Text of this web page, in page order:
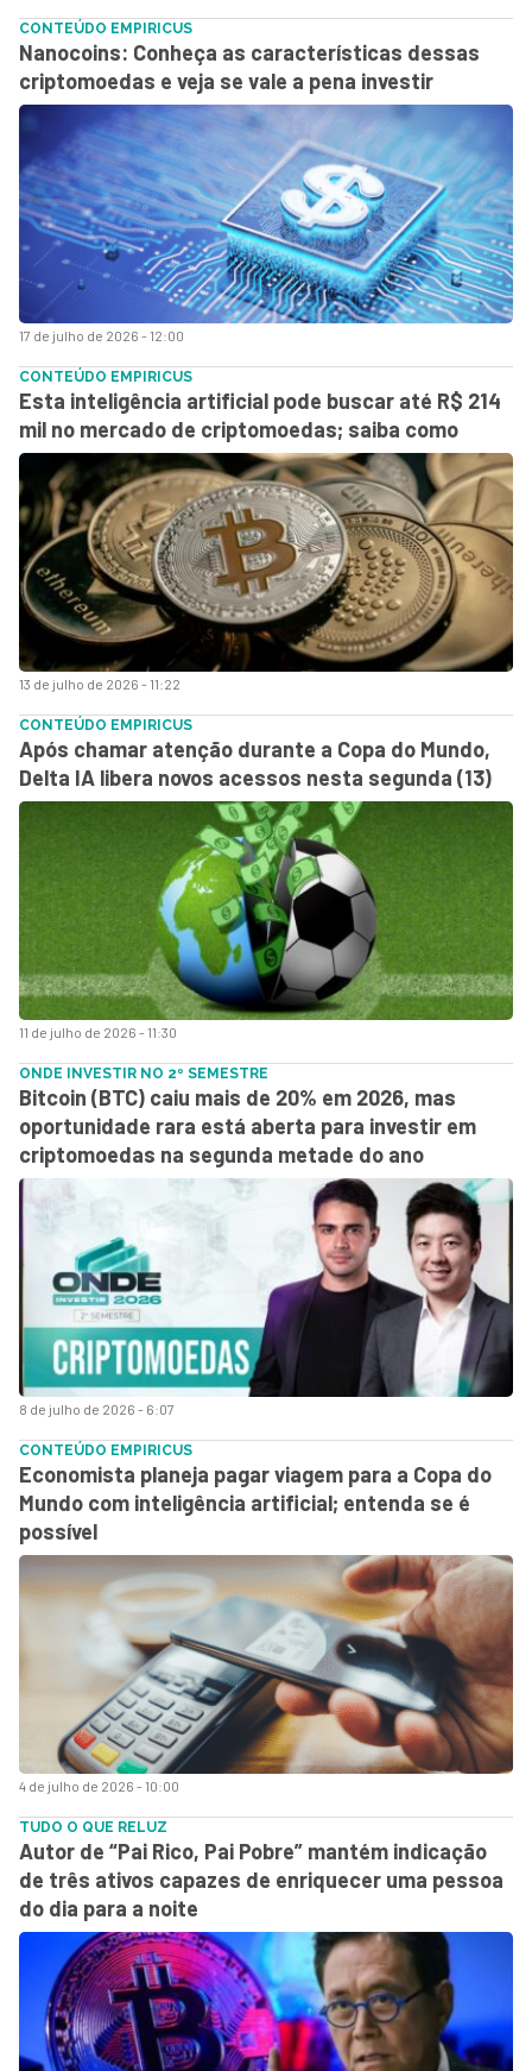
17 de julho de 2026 - 12:00
CONTEÚDO EMPIRICUS
Nanocoins: Conheça as características dessas
criptomoedas e veja se vale a pena investir
13 de julho de 2026 - 11:22
CONTEÚDO EMPIRICUS
Esta inteligência artificial pode buscar até R$ 214
mil no mercado de criptomoedas; saiba como
11 de julho de 2026 - 11:30
CONTEÚDO EMPIRICUS
Após chamar atenção durante a Copa do Mundo,
Delta IA libera novos acessos nesta segunda (13)
8 de julho de 2026 - 6:07
ONDE INVESTIR NO 2º SEMESTRE
Bitcoin (BTC) caiu mais de 20% em 2026, mas
oportunidade rara está aberta para investir em
criptomoedas na segunda metade do ano
4 de julho de 2026 - 10:00
CONTEÚDO EMPIRICUS
Economista planeja pagar viagem para a Copa do
Mundo com inteligência artificial; entenda se é
possível
TUDO O QUE RELUZ
Autor de “Pai Rico, Pai Pobre” mantém indicação
de três ativos capazes de enriquecer uma pessoa
do dia para a noite